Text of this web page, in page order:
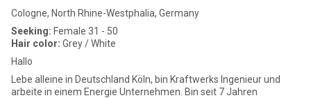
Cologne, North Rhine-Westphalia, Germany
Seeking: Female 31 - 50
Hair color: Grey / White
Hallo
Lebe alleine in Deutschland Köln, bin Kraftwerks Ingenieur und
arbeite in einem Energie Unternehmen. Bin seit 7 Jahren